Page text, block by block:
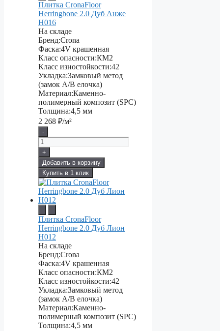
Плитка CronaFloor
Herringbone 2.0 Дуб Анже
H016
На складе
Бренд:Crona
Фаска:4V крашенная
Класс опасности:КМ2
Класс изностойкости:42
Укладка:Замковый метод
(замок А/В елочка)
Материал:Каменно-
полимерный композит (SPC)
Толщина:4,5 мм
2 268 ₽/м²
-
+
Добавить в корзину
Купить в 1 клик
Плитка CronaFloor
Herringbone 2.0 Дуб Лион
H012
На складе
Бренд:Crona
Фаска:4V крашенная
Класс опасности:КМ2
Класс изностойкости:42
Укладка:Замковый метод
(замок А/В елочка)
Материал:Каменно-
полимерный композит (SPC)
Толщина:4,5 мм